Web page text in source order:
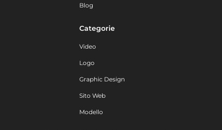
Blog
Categorie
Video
Logo
Graphic Design
Sito Web
Modello